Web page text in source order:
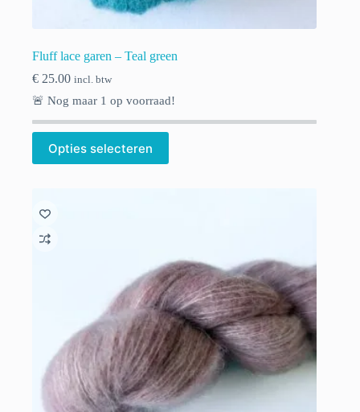
Fluff lace garen – Teal green
€ 25.00 incl. btw
🚨 Nog maar 1 op voorraad!
Opties selecteren